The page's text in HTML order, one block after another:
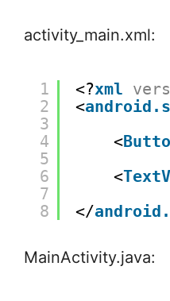
activity_main.xml:
1
2
3
4
5
6
7
8
<?xml
<
<
<
</
MainActivity.java: